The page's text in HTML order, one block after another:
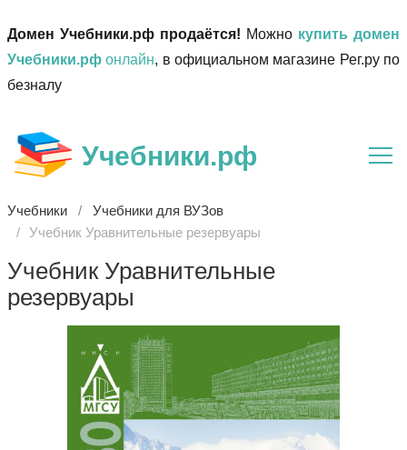
Домен Учебники.рф продаётся! Можно купить домен
Учебники.рф онлайн, в официальном магазине Рег.ру по
безналу
Учебники.рф
Учебники
Учебники для ВУЗов
Учебник Уравнительные резервуары
Учебник Уравнительные
резервуары